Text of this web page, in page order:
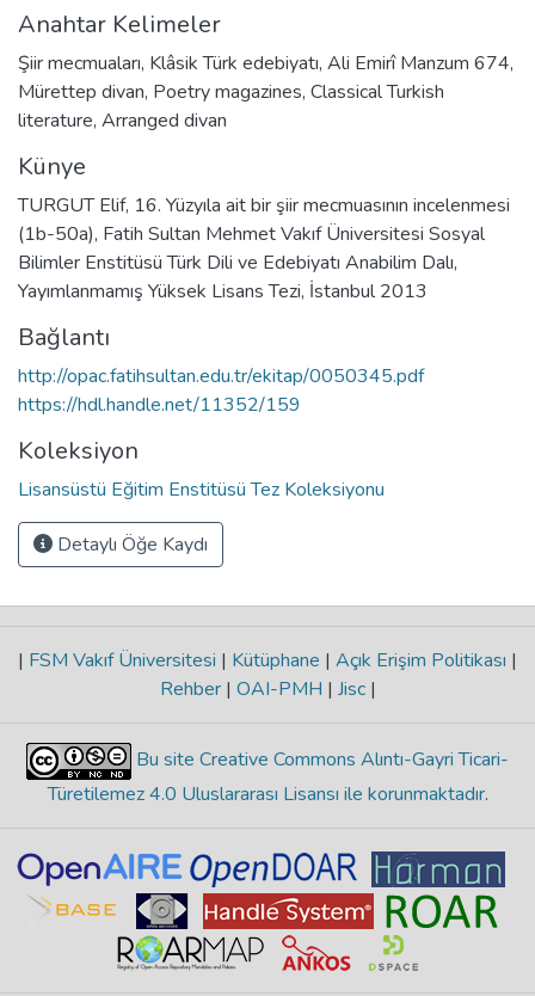
Anahtar Kelimeler
Şiir mecmuaları, Klâsik Türk edebiyatı, Ali Emirî Manzum 674,
Mürettep divan, Poetry magazines, Classical Turkish
literature, Arranged divan
Künye
TURGUT Elif, 16. Yüzyıla ait bir şiir mecmuasının incelenmesi
(1b-50a), Fatih Sultan Mehmet Vakıf Üniversitesi Sosyal
Bilimler Enstitüsü Türk Dili ve Edebiyatı Anabilim Dalı,
Yayımlanmamış Yüksek Lisans Tezi, İstanbul 2013
Bağlantı
http://opac.fatihsultan.edu.tr/ekitap/0050345.pdf
https://hdl.handle.net/11352/159
Koleksiyon
Lisansüstü Eğitim Enstitüsü Tez Koleksiyonu
Detaylı Öğe Kaydı
| FSM Vakıf Üniversitesi | Kütüphane | Açık Erişim Politikası |
Rehber | OAI-PMH | Jisc |
Bu site Creative Commons Alıntı-Gayri Ticari-
Türetilemez 4.0 Uluslararası Lisansı ile korunmaktadır.